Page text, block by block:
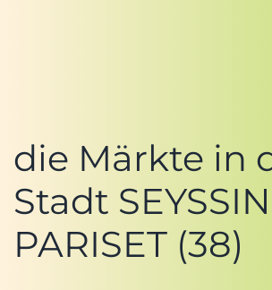
die Märkte in
Stadt
PARISET (38)